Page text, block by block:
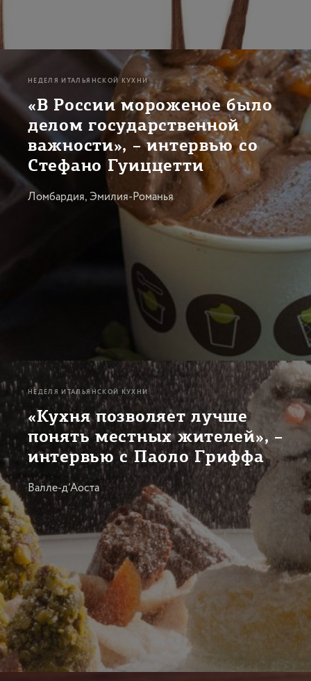
НЕДЕЛЯ ИТАЛЬЯНСКОЙ КУХНИ
«В России мороженое было
делом государственной
важности», – интервью со
Стефано Гуиццетти
Ломбардия, Эмилия-Романья
НЕДЕЛЯ ИТАЛЬЯНСКОЙ КУХНИ
«Кухня позволяет лучше
понять местных жителей», –
интервью с Паоло Гриффа
Валле-д’Аоста